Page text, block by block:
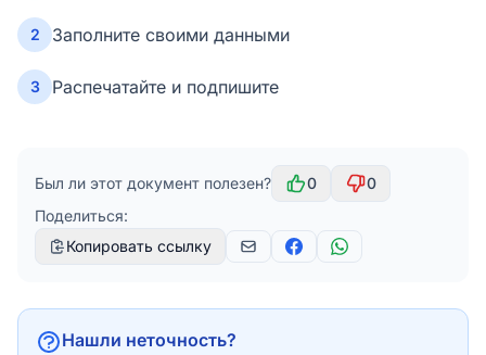
2 Заполните своими данными
3 Распечатайте и подпишите
Был ли этот документ полезен? 0
0
Поделиться:
Копировать ссылку
Нашли неточность?